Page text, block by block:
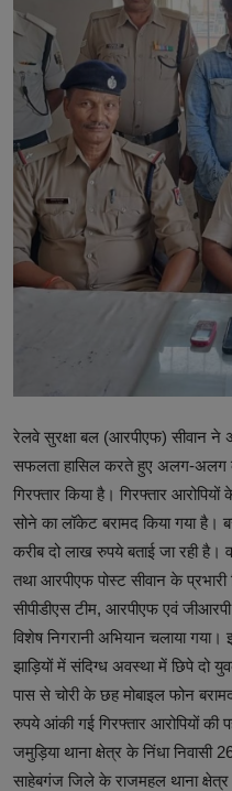
टेक्नोलॉजी
वर्ल्ड
राशिफल
करियर
Poll
Contact
Terms of Service
Cookies Policy
रेलवे सुरक्षा बल (आरपीएफ) सीवान ने
सफलता हासिल करते हुए अलग-अलग
गिरफ्तार किया है। गिरफ्तार
सोने का लॉकेट बरामद किया गया है।
करीब दो लाख रुपये बताई जा रही है।
तथा आरपीएफ पोस्ट सीवान के
सीपीडीएस टीम, आरपीएफ एवं
विशेष निगरानी अभियान चलाया
झाड़ियों में संदिग्ध अवस्था में छिपे दो
पास से चोरी के छह मोबाइल फोन
रुपये आंकी गई गिरफ्तार आरोपियों की
जमुड़िया थाना क्षेत्र के निंधा निवासी
साहेबगंज जिले के राजमहल थाना क्षेत्र